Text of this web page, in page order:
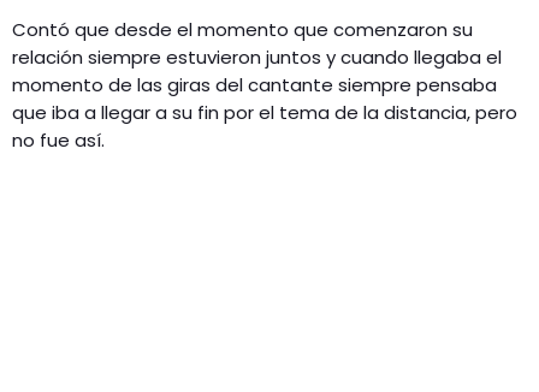
Contó que desde el momento que comenzaron su
relación siempre estuvieron juntos y cuando llegaba el
momento de las giras del cantante siempre pensaba
que iba a llegar a su fin por el tema de la distancia, pero
no fue así.